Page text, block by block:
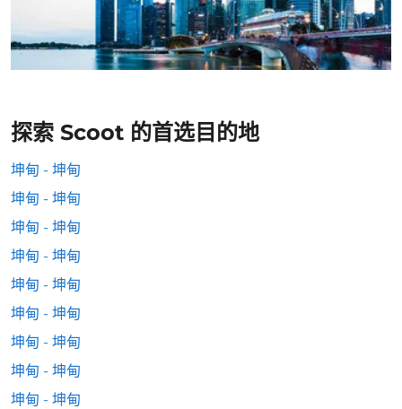
探索 Scoot 的首选目的地
坤甸 - 坤甸
坤甸 - 坤甸
坤甸 - 坤甸
坤甸 - 坤甸
坤甸 - 坤甸
坤甸 - 坤甸
坤甸 - 坤甸
坤甸 - 坤甸
坤甸 - 坤甸